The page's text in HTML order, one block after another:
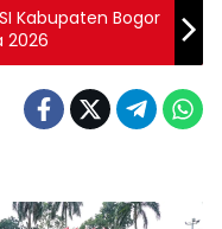
Kabupaten Bogor
2026